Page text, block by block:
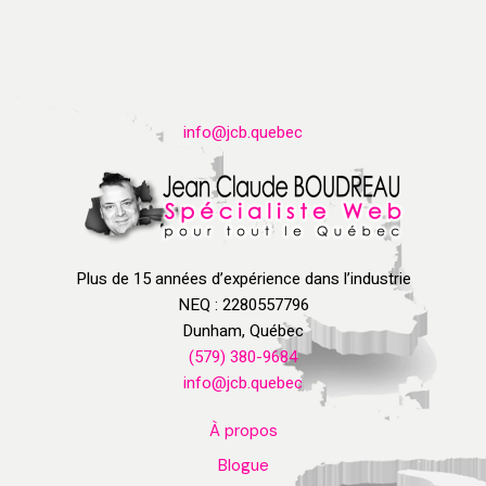
info@jcb.quebec
Plus de 15 années d’expérience dans l’industrie
NEQ : 2280557796
Dunham, Québec
(579) 380-9684
info@jcb.quebec
À propos
Blogue